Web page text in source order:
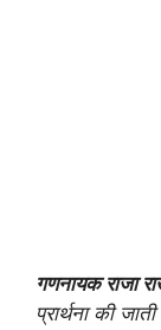
गणनायक राजा
प्रार्थना की